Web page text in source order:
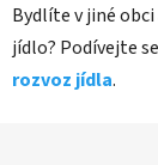
Bydlíte v jiné
jídlo? Podívejte
rozvoz jídla.